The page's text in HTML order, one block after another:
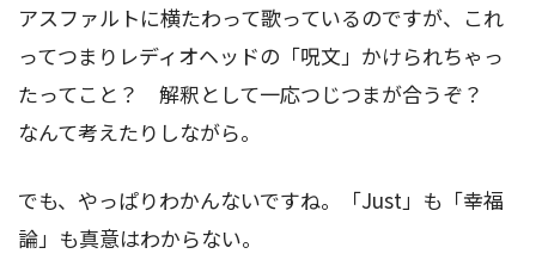
アスファルトに横たわって歌っているのですが、これ
ってつまりレディオヘッドの「呪文」かけられちゃっ
たってこと？ 解釈として一応つじつまが合うぞ？
なんて考えたりしながら。
でも、やっぱりわかんないですね。「Just」も「幸福
論」も真意はわからない。